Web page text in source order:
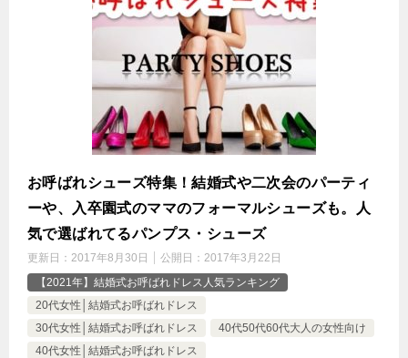
お呼ばれシューズ特集！結婚式や二次会のパーティ
ーや、入卒園式のママのフォーマルシューズも。人
気で選ばれてるパンプス・シューズ
更新日： 2017年8月30日 公開日： 2017年3月22日
【2021年】結婚式お呼ばれドレス人気ランキング
20代女性│結婚式お呼ばれドレス
30代女性│結婚式お呼ばれドレス
40代50代60代大人の女性向け
40代女性│結婚式お呼ばれドレス